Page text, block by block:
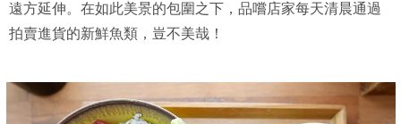
遠方延伸。在如此美景的包圍之下，品嚐店家每天清晨通過
拍賣進貨的新鮮魚類，豈不美哉！